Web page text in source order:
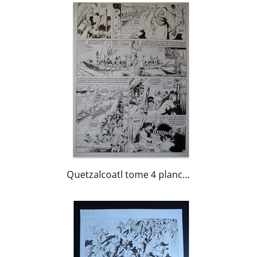
Quetzalcoatl tome 4 planche 36